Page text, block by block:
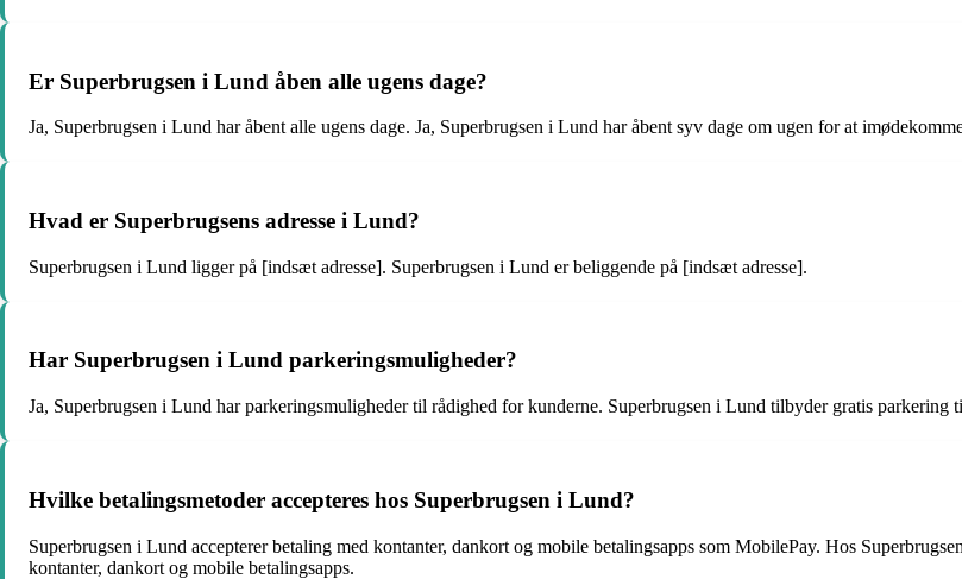
Er Superbrugsen i Lund åben alle ugens dage?
Ja, Superbrugsen i Lund har åbent alle ugens dage. Ja, Superbrugsen i Lund har åbent syv dage om ugen for at
Hvad er Superbrugsens adresse i Lund?
Superbrugsen i Lund ligger på [indsæt adresse]. Superbrugsen i Lund er beliggende på [indsæt adresse].
Har Superbrugsen i Lund parkeringsmuligheder?
Ja, Superbrugsen i Lund har parkeringsmuligheder til rådighed for kunderne. Superbrugsen i Lund tilbyder gratis parkering
Hvilke betalingsmetoder accepteres hos Superbrugsen i Lund?
Superbrugsen i Lund accepterer betaling med kontanter, dankort og mobile betalingsapps som MobilePay. Hos
kontanter, dankort og mobile betalingsapps.